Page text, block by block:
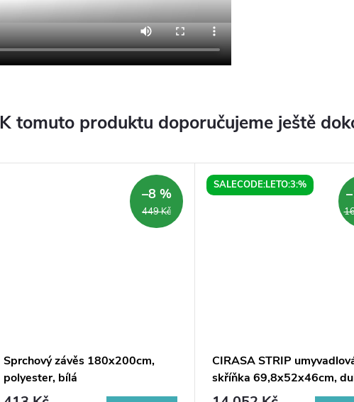
K tomuto produktu doporučujeme ještě
449 Kč
–8 %
Sprchový závěs 180x200cm,
polyester, bílá
SALECODE:LETO:3:%
CIRASA STRIP
skříňka 69,8x52x46cm,
Alabama